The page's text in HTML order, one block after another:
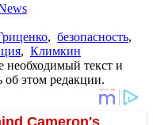
, безопасность,
, Климкин
необходимый текст и
этом редакции.